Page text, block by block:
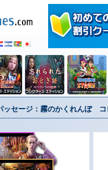
ッセージ：霧のかくれんぼ